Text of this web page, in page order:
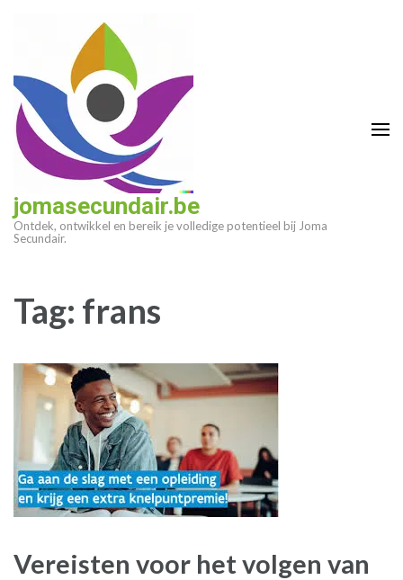
(druk
enter)
jomasecundair.be
Ontdek, ontwikkel en bereik je volledige potentieel bij Joma
Secundair.
Tag: frans
Vereisten voor het volgen van